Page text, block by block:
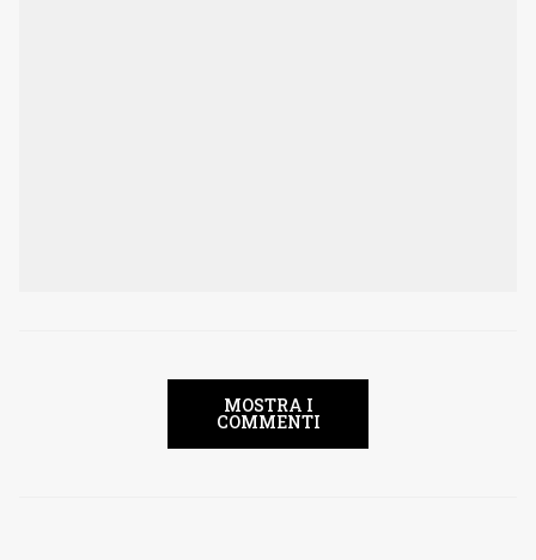
MOSTRA I
COMMENTI